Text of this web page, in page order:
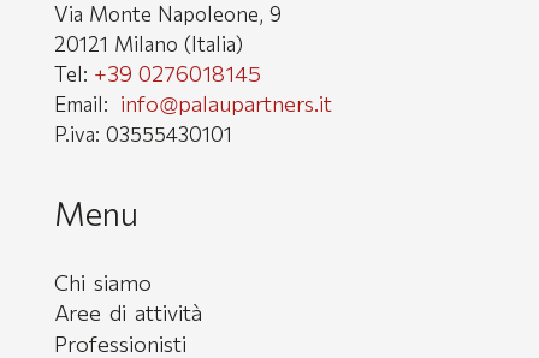
Via Monte Napoleone, 9
20121 Milano (Italia)
Tel: +39 0276018145
Email: info@palaupartners.it
P.iva: 03555430101
Menu
Chi siamo
Aree di attività
Professionisti